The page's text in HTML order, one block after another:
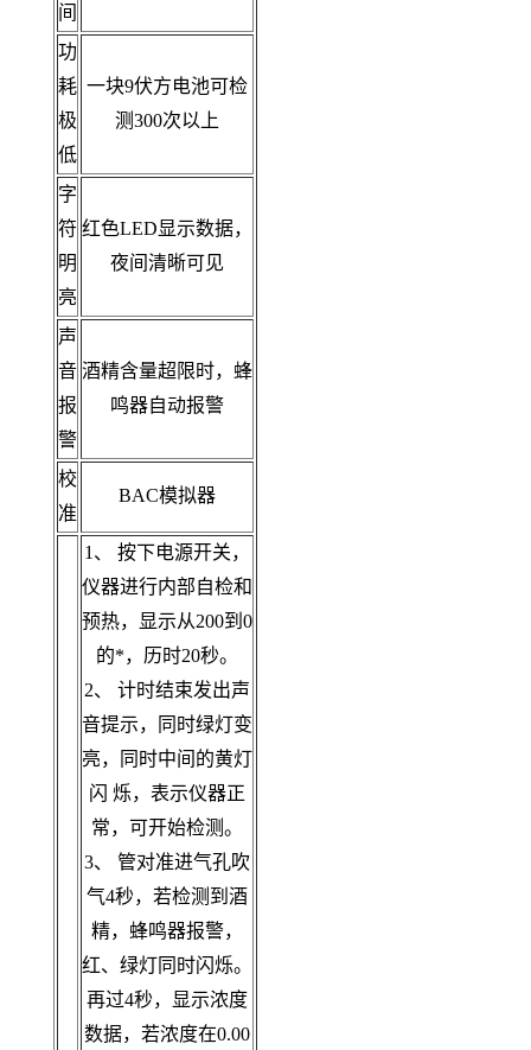
间
功
耗
极
低
一块9伏方电池可检
测300次以上
字
符
明
亮
红色LED显示数据，
夜间清晰可见
声
音
报
警
酒精含量超限时，蜂
鸣器自动报警
校
准
BAC模拟器
1、 按下电源开关，
仪器进行内部自检和
预热，显示从200到0
的*，历时20秒。
2、 计时结束发出声
音提示，同时绿灯变
亮，同时中间的黄灯
闪 烁，表示仪器正
常，可开始检测。
3、 管对准进气孔吹
气4秒，若检测到酒
精，蜂鸣器报警，
红、绿灯同时闪烁。
再过4秒，显示浓度
数据，若浓度在0.00